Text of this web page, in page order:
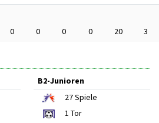
0 0 0 0 20 3
B2-Junioren
27Spiele
1 Tor